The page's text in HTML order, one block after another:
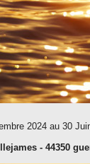
2024 au 30
- 44350